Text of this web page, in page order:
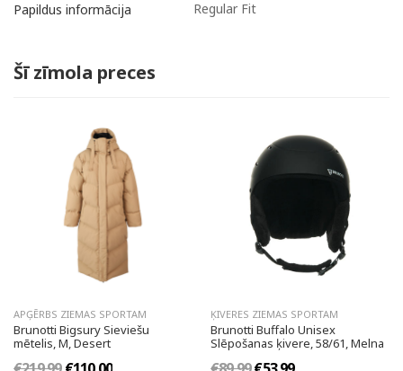
Papildus informācija Regular Fit
Šī zīmola preces
APĢĒRBS ZIEMAS SPORTAM
Brunotti Bigsury Sieviešu
mētelis, M, Desert
ĶIVERES ZIEMAS SPORTAM
Brunotti Buffalo Unisex
Slēpošanas ķivere, 58/61, Melna